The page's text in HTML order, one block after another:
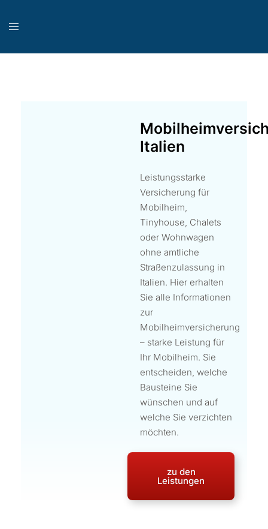
Italien
Leistungsstarke
Versicherung für
Mobilheim,
Tinyhouse, Chalets
oder Wohnwagen
ohne amtliche
Straßenzulassung in
Italien. Hier erhalten
Sie alle Informationen
zur
Mobilheimversicherung
– starke Leistung für
Ihr Mobilheim. Sie
entscheiden, welche
Bausteine Sie
wünschen und auf
welche Sie verzichten
möchten.
zu den
Leistungen